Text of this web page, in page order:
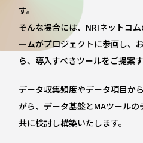
す。
そんな場合には、NRIネットコ
ームがプロジェクトに参画し、
ら、導入すべきツールをご提案
データ収集頻度やデータ項目か
がら、データ基盤とMAツール
共に検討し構築いたします。